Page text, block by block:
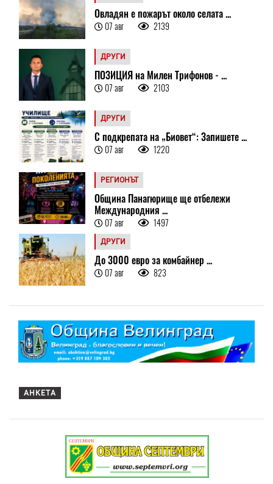
Овладян е пожарът около селата ...
07 авг 2139
ДРУГИ
ПОЗИЦИЯ на Милен Трифонов - ...
07 авг 2103
ДРУГИ
С подкрепата на „Биовет“: Запишете ...
07 авг 1220
РЕГИОНЪТ
Община Панагюрище ще отбележи
Международния ...
07 авг 1497
ДРУГИ
До 3000 евро за комбайнер ...
07 авг 823
АНКЕТА